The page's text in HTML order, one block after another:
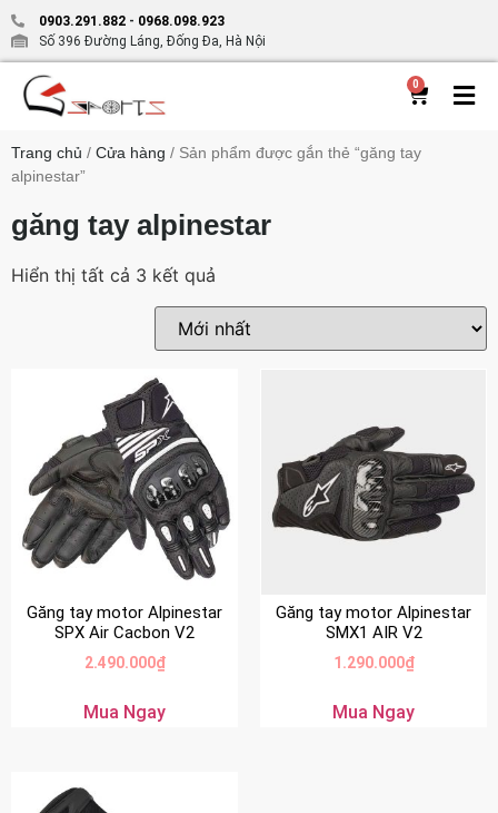
0903.291.882 - 0968.098.923
Số 396 Đường Láng, Đống Đa, Hà Nội
0
Trang chủ / Cửa hàng / Sản phẩm được gắn thẻ “găng tay
alpinestar”
găng tay alpinestar
Hiển thị tất cả 3 kết quả
Găng tay motor Alpinestar
SPX Air Cacbon V2
2.490.000₫
Mua Ngay
Găng tay motor Alpinestar
SMX1 AIR V2
1.290.000₫
Mua Ngay